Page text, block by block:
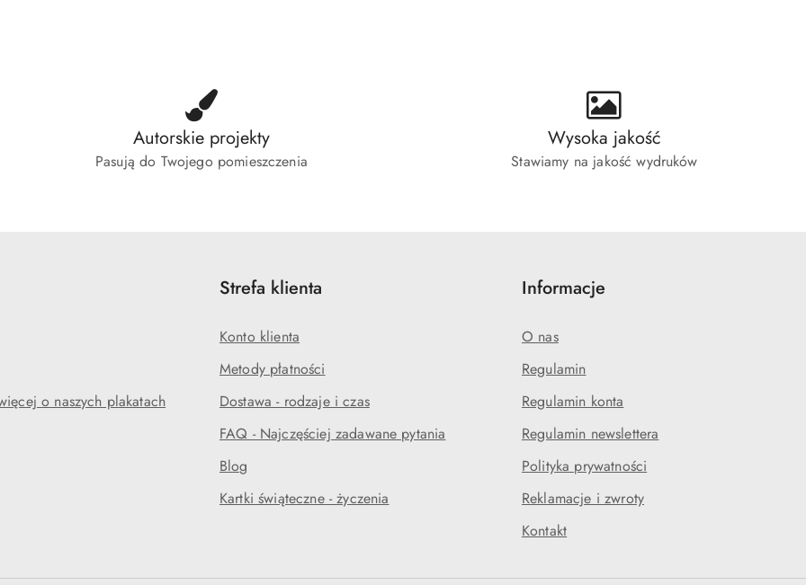
Autorskie projekty
Pasują do Twojego pomieszczenia
Wysoka jakość
Stawiamy na jakość wydruków
o naszych plakatach
Strefa klienta
Konto klienta
Metody płatności
Dostawa - rodzaje i czas
FAQ - Najczęściej zadawane pytania
Blog
Kartki świąteczne - życzenia
Informacje
O nas
Regulamin
Regulamin konta
Regulamin newslettera
Polityka prywatności
Reklamacje i zwroty
Kontakt